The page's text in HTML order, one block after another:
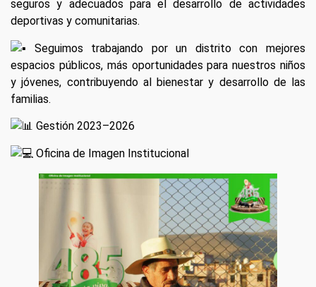
seguros y adecuados para el desarrollo de actividades
deportivas y comunitarias.
Seguimos trabajando por un distrito con mejores
espacios públicos, más oportunidades para nuestros niños
y jóvenes, contribuyendo al bienestar y desarrollo de las
familias.
Gestión 2023–2026
Oficina de Imagen Institucional